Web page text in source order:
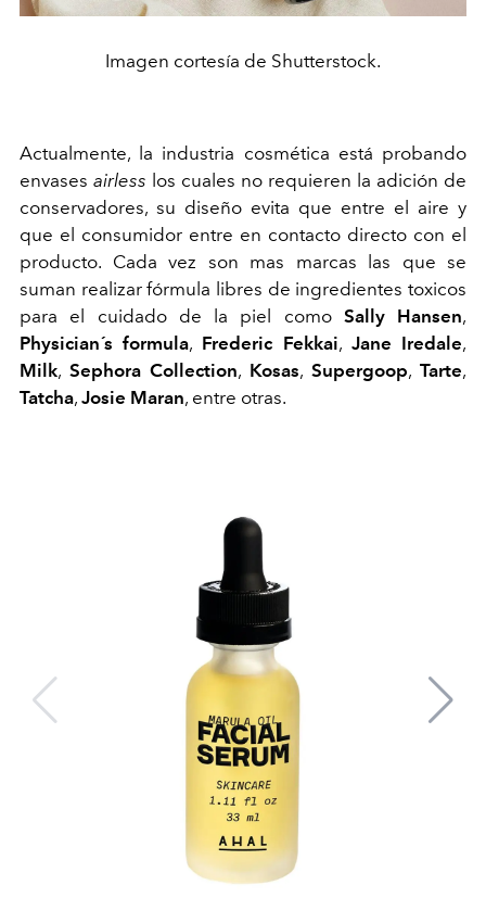
Imagen cortesía de Shutterstock.
Actualmente, la industria cosmética está probando
envases airless los cuales no requieren la adición de
conservadores, su diseño evita que entre el aire y
que el consumidor entre en contacto directo con el
producto. Cada vez son mas marcas las que se
suman realizar fórmula libres de ingredientes toxicos
para el cuidado de la piel como Sally Hansen,
Physician´s formula, Frederic Fekkai, Jane Iredale,
Milk, Sephora Collection, Kosas, Supergoop, Tarte,
Tatcha, Josie Maran, entre otras.